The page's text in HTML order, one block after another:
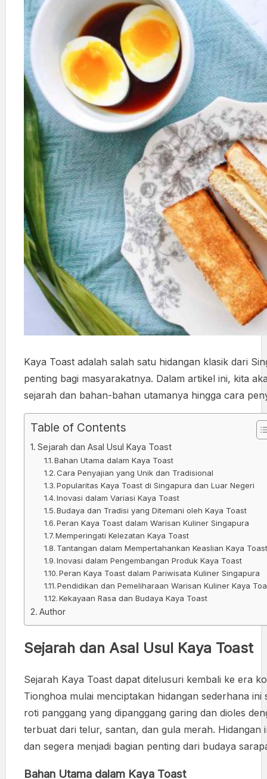
Kaya Toast adalah salah satu hidangan klasik dari
penting bagi masyarakatnya. Dalam artikel ini, kita
sejarah dan bahan-bahan utamanya hingga cara
Table of Contents
Sejarah dan Asal Usul Kaya Toast
Bahan Utama dalam Kaya Toast
Cara Penyajian yang Unik dan Tradisional
Popularitas Kaya Toast di Singapura dan Luar Negeri
Inovasi dalam Variasi Kaya Toast
Budaya dan Tradisi yang Ditemani oleh Kaya Toast
Peran Kaya Toast dalam Warisan Kuliner Singapura
Memperingati Kelezatan Kaya Toast
Tantangan dalam Mempertahankan Keaslian Kaya
Inovasi dalam Pengembangan Produk Kaya Toast
Peran Kaya Toast dalam Pariwisata Kuliner Singapura
Pendidikan dan Pemeliharaan Warisan Kuliner Kaya
Kekayaan Rasa dan Budaya Kaya Toast
Author
Sejarah dan Asal Usul Kaya Toast
Sejarah Kaya Toast dapat ditelusuri kembali ke era
Tionghoa mulai menciptakan hidangan sederhana
roti panggang yang dipanggang garing dan dioles
terbuat dari telur, santan, dan gula merah.
dan segera menjadi bagian penting dari budaya
Bahan Utama dalam Kaya Toast